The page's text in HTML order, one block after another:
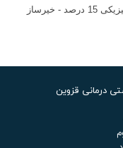
درمانی قزوین